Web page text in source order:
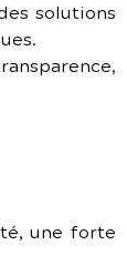
solutions
une forte